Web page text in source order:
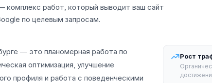
комплекс работ, который выводит ваш сайт
по целевым запросам.
— это планомерная работа по
оптимизация, улучшение
профиля и работа с поведенческими
Рост